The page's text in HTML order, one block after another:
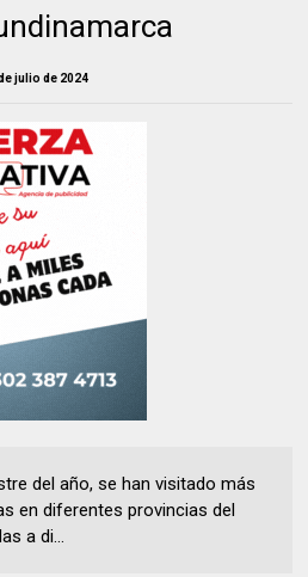
julio de 2024
del año, se han visitado más
en diferentes provincias del
a di...